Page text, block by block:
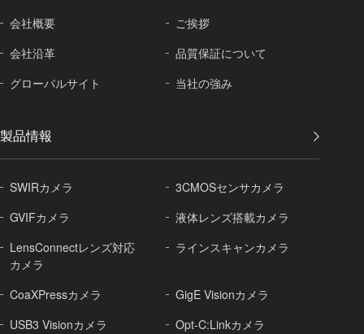
会社概要
ご挨拶
会社沿革
品質保証について
グローバルサイト 当社の強み
製品情報
SWIRカメラ
3CMOSセンサカメラ
GVIFカメラ
液体レンズ搭載カメラ
LensConnectレンズ対応
カメラ
ラインスキャンカメラ
CoaXPressカメラ
GigE Visionカメラ
USB3 Visionカメラ
Opt-C:Linkカメラ